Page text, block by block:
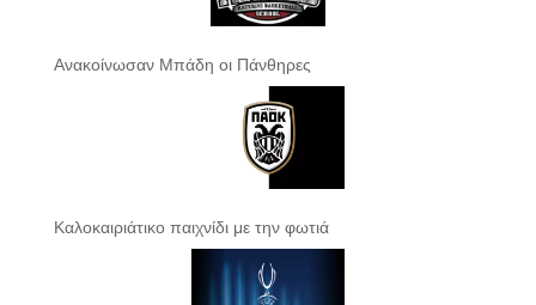
Ανακοίνωσαν Μπάδη οι Πάνθηρες
Καλοκαιριάτικο παιχνίδι με την φωτιά